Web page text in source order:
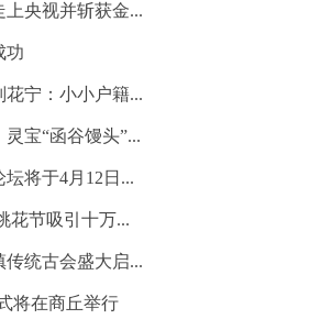
央视并斩获金...
功
宁：小小户籍...
宝“函谷馒头”...
将于4月12日...
花节吸引十万...
统古会盛大启...
将在商丘举行